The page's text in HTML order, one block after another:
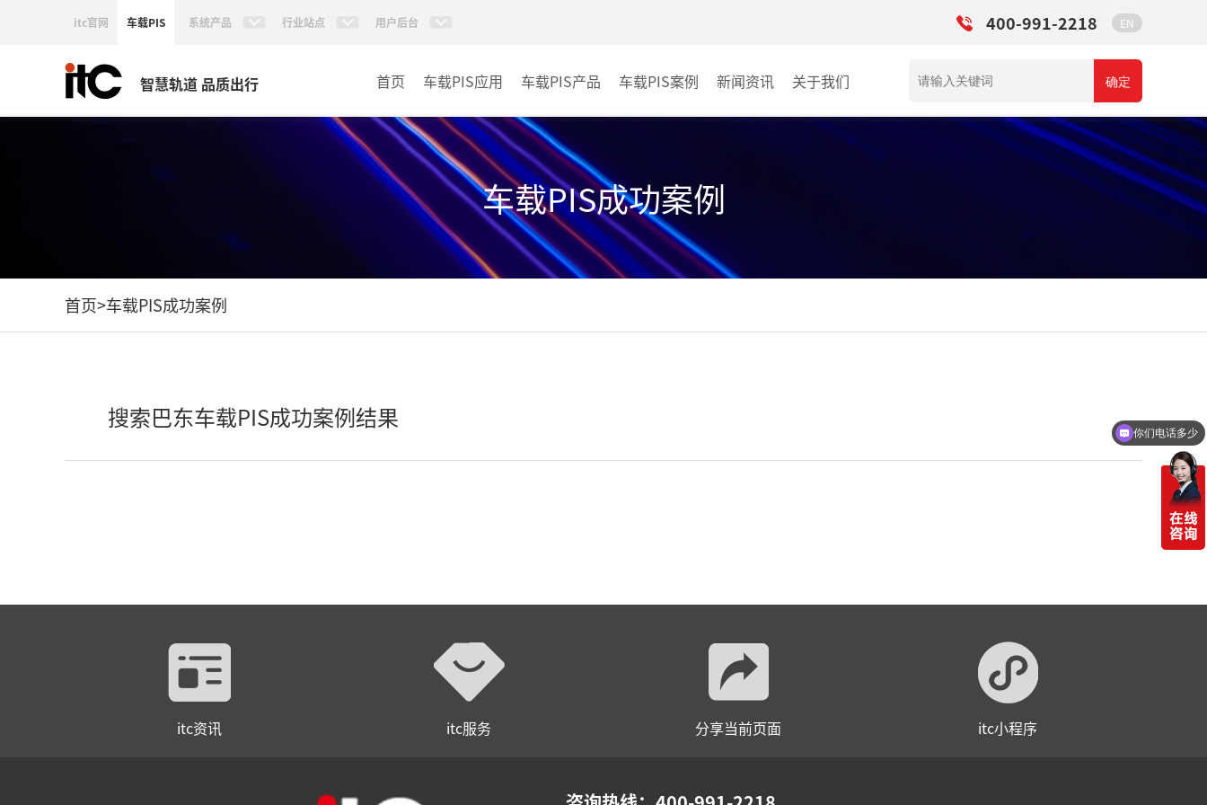
itc官网 车载PIS 系统产品 行业站点 用户后台 400-991-2218 EN
智慧轨道 品质出行 首页 车载PIS应用 车载PIS产品
PIS系统
车载PIS案例
地铁
其它
新闻资讯 关于我们 确定
车载PIS成功案例
首页>车载PIS成功案例
搜索巴东车载PIS成功案例结果
itc资讯 itc服务 分享当前页面 itc小程序
你们电话多少